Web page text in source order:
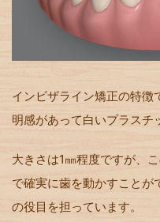
インビザライン矯正の特徴
明感があって白いプラスチ
大きさは1㎜程度ですが、
で確実に歯を動かすことが
の役目を担っています。